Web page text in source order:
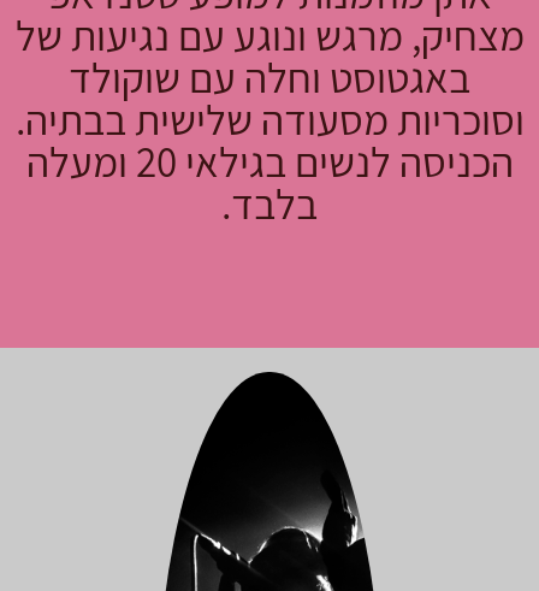
מצחיק, מרגש ונוגע עם נגיעות של
באגטוסט וחלה עם שוקולד
וסוכריות מסעודה שלישית בבתיה.
הכניסה לנשים בגילאי 20 ומעלה
בלבד.